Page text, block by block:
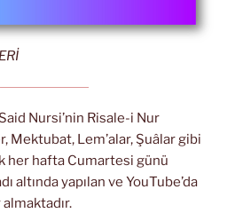
Nursi’nin Risale-i Nur
Mektubat, Lem’alar, Şuâlar gibi
her hafta Cumartesi günü
altında yapılan ve YouTube’da